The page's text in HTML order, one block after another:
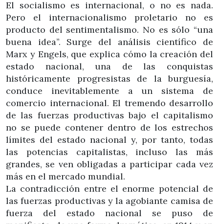
El socialismo es internacional, o no es nada.
Pero el internacionalismo proletario no es
producto del sentimentalismo. No es sólo “una
buena idea”. Surge del análisis científico de
Marx y Engels, que explica cómo la creación del
estado nacional, una de las conquistas
históricamente progresistas de la burguesía,
conduce inevitablemente a un sistema de
comercio internacional. El tremendo desarrollo
de las fuerzas productivas bajo el capitalismo
no se puede contener dentro de los estrechos
límites del estado nacional y, por tanto, todas
las potencias capitalistas, incluso las más
grandes, se ven obligadas a participar cada vez
más en el mercado mundial.
La contradicción entre el enorme potencial de
las fuerzas productivas y la agobiante camisa de
fuerza del estado nacional se puso de